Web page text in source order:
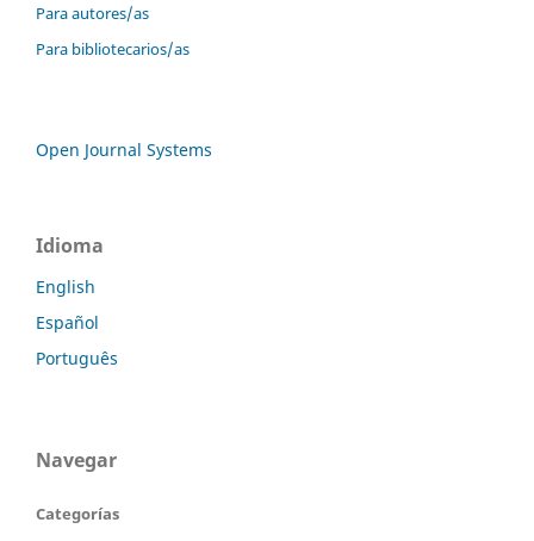
Para autores/as
Para bibliotecarios/as
Open Journal Systems
Idioma
English
Español
Português
Navegar
Categorías